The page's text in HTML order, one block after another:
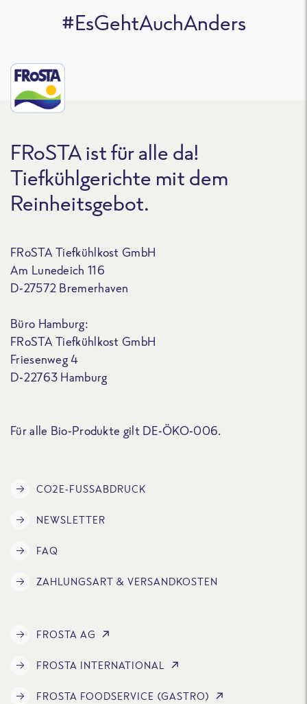
#EsGehtAuchAnders
FRoSTA ist für alle da!
Tiefkühlgerichte mit dem
Reinheitsgebot.
FRoSTA Tiefkühlkost GmbH
Am Lunedeich 116
D-27572 Bremerhaven
Büro Hamburg:
FRoSTA Tiefkühlkost GmbH
Friesenweg 4
D-22763 Hamburg
Für alle Bio-Produkte gilt DE-ÖKO-006.
CO2E-FUSSABDRUCK
NEWSLETTER
FAQ
ZAHLUNGSART & VERSANDKOSTEN
FROSTA AG
FROSTA INTERNATIONAL
FROSTA FOODSERVICE (GASTRO)